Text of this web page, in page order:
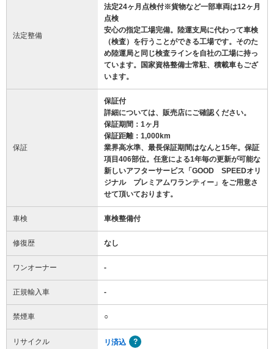
法定整備
法定24ヶ月点検付※貨物など一部車両は12ヶ月
点検
安心の指定工場完備。陸運支局に代わって車検
（検査）を行うことができる工場です。そのた
め陸運局と同じ検査ラインを自社の工場に持っ
ています。国家資格整備士常駐、積載車もござ
います。
保証
保証付
詳細については、販売店にご確認ください。
保証期間：1ヶ月
保証距離：1,000km
業界高水準、最長保証期間はなんと15年。保証
項目406部位。任意による1年毎の更新が可能な
新しいアフターサービス「GOOD SPEEDオリ
ジナル プレミアムワランティー」をご用意さ
せて頂いております。
車検 車検整備付
修復歴 なし
ワンオーナー -
正規輸入車 -
禁煙車 ○
リサイクル リ済込